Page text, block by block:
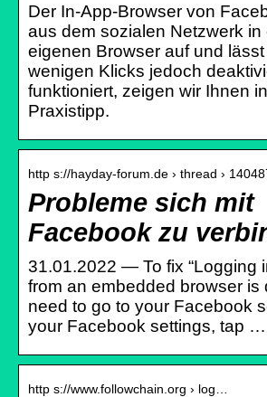
Der In-App-Browser von
aus dem sozialen Netzwerk in
eigenen Browser auf und
wenigen Klicks jedoch
funktioniert, zeigen wir Ihnen
Praxistipp.
http s://hayday-forum.de › thread ›
Probleme sich mit
Facebook zu
31.01.2022 — To fix “Logging
from an embedded browser is
need to go to your Facebook
your Facebook settings, tap …
http s://www.followchain.org › log…